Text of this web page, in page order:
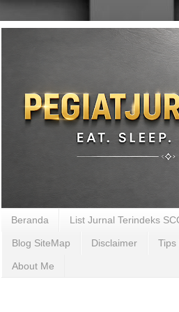
Beranda List Jurnal Terindeks
Blog SiteMap Disclaimer Tips
About Me